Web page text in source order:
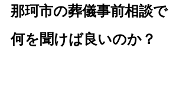
那珂市の葬儀事前相談で
何を聞けば良いのか？